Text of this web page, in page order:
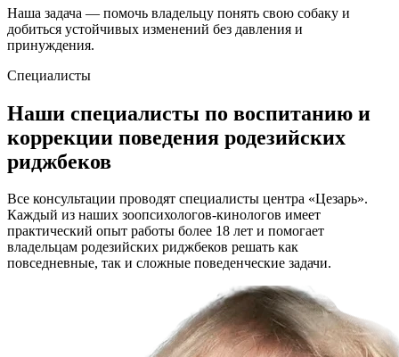
Наша задача — помочь владельцу понять свою собаку и
добиться устойчивых изменений без давления и
принуждения.
Специалисты
Наши специалисты по воспитанию и
коррекции поведения родезийских
риджбеков
Все консультации проводят специалисты центра «Цезарь».
Каждый из наших зоопсихологов-кинологов имеет
практический опыт работы более 18 лет и помогает
владельцам родезийских риджбеков решать как
повседневные, так и сложные поведенческие задачи.